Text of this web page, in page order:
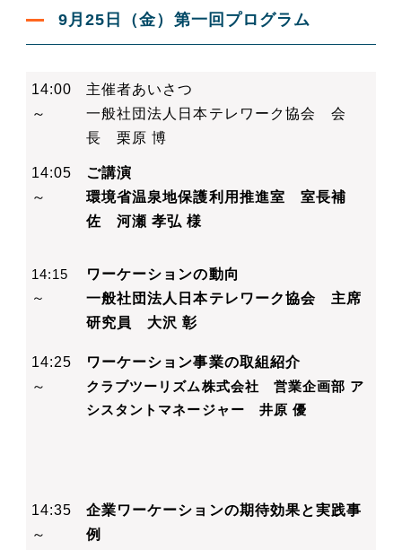
9月25日（金）第一回プログラム
14:00
～
主催者あいさつ
一般社団法人日本テレワーク協会 会
長 栗原 博
14:05
～
ご講演
環境省温泉地保護利用推進室 室長補
佐 河瀬 孝弘 様
14:15
～
ワーケーションの動向
一般社団法人日本テレワーク協会 主席
研究員 大沢 彰
14:25
～
ワーケーション事業の取組紹介
クラブツーリズム株式会社 営業企画部 ア
シスタントマネージャー 井原 優
14:35
～
企業ワーケーションの期待効果と実践事
例